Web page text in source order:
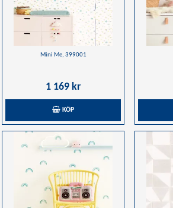
Mini Me, 399001
1 169 kr
KÖP